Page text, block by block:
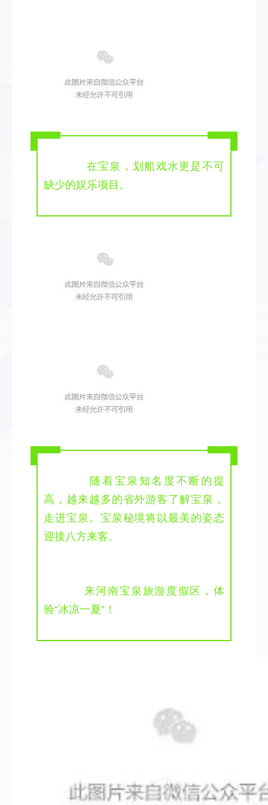
在宝泉，划船戏水更是不可
缺少的娱乐项目。
随着宝泉知名度不断的提
高，越来越多的省外游客了解宝泉，
走进宝泉。宝泉秘境将以最美的姿态
迎接八方来客。
来河南宝泉旅游度假区，体
验“冰凉一夏”！